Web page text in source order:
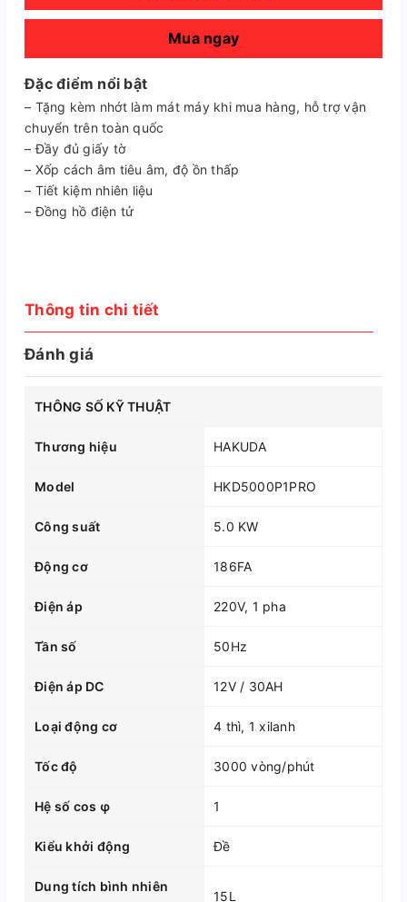
Mua ngay
Đặc điểm nổi bật
– Tặng kèm nhớt làm mát máy khi mua hàng, hỗ trợ vận
chuyển trên toàn quốc
– Đầy đủ giấy tờ
– Xốp cách âm tiêu âm, độ ồn thấp
– Tiết kiệm nhiên liệu
– Đồng hồ điện tử
Thông tin chi tiết
Đánh giá
THÔNG SỐ KỸ THUẬT
Thương hiệu HAKUDA
Model HKD5000P1PRO
Công suất 5.0 KW
Động cơ 186FA
Điện áp 220V, 1 pha
Tần số 50Hz
Điện áp DC 12V / 30AH
Loại động cơ 4 thì, 1 xilanh
Tốc độ 3000 vòng/phút
Hệ số cos φ 1
Kiểu khởi động Đề
Dung tích bình nhiên
15L